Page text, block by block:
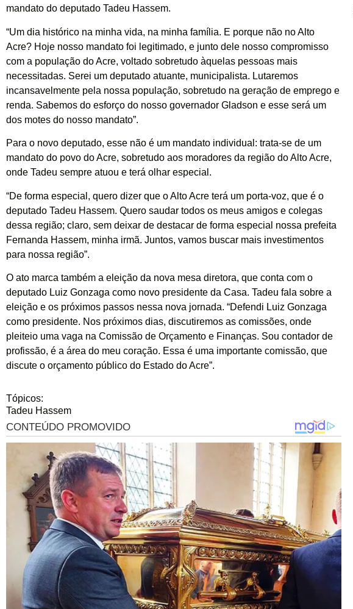
mandato do deputado Tadeu Hassem.
“Um dia histórico na minha vida, na minha família. E porque não no Alto
Acre? Hoje nosso mandato foi legitimado, e junto dele nosso compromisso
com a população do Acre, voltado sobretudo àquelas pessoas mais
necessitadas. Serei um deputado atuante, municipalista. Lutaremos
incansavelmente pela nossa população, sobretudo na geração de emprego e
renda. Sabemos do esforço do nosso governador Gladson e esse será um
dos motes do nosso mandato”.
Para o novo deputado, esse não é um mandato individual: trata-se de um
mandato do povo do Acre, sobretudo aos moradores da região do Alto Acre,
onde Tadeu sempre atuou e terá olhar especial.
“De forma especial, quero dizer que o Alto Acre terá um porta-voz, que é o
deputado Tadeu Hassem. Quero saudar todos os meus amigos e colegas
dessa região; claro, sem deixar de destacar de forma especial nossa prefeita
Fernanda Hassem, minha irmã. Juntos, vamos buscar mais investimentos
para nossa região”.
O ato marca também a eleição da nova mesa diretora, que conta com o
deputado Luiz Gonzaga como novo presidente da Casa. Tadeu fala sobre a
eleição e os próximos passos nessa nova jornada. “Defendi Luiz Gonzaga
como presidente. Nos próximos dias, discutiremos as comissões, onde
pleiteio uma vaga na Comissão de Orçamento e Finanças. Sou contador de
profissão, é a área do meu coração. Essa é uma importante comissão, que
discute o orçamento público do Estado do Acre”.
Tópicos:
Tadeu Hassem